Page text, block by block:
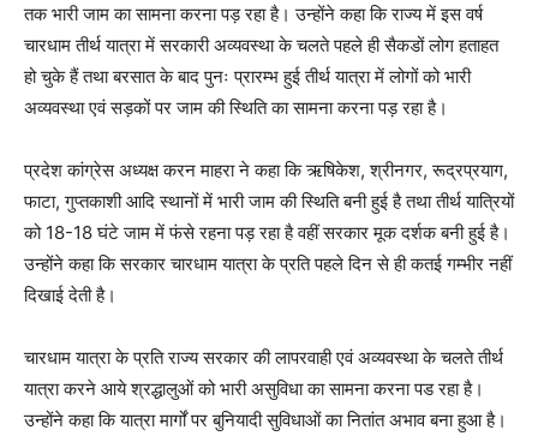
तक भारी जाम का सामना करना पड़ रहा है। उन्होंने कहा कि राज्य में इस वर्ष
चारधाम तीर्थ यात्रा में सरकारी अव्यवस्था के चलते पहले ही सैकडों लोग हताहत
हो चुके हैं तथा बरसात के बाद पुनः प्रारम्भ हुई तीर्थ यात्रा में लोगों को भारी
अव्यवस्था एवं सड़कों पर जाम की स्थिति का सामना करना पड़ रहा है।
प्रदेश कांग्रेस अध्यक्ष करन माहरा ने कहा कि ऋषिकेश, श्रीनगर, रूद्रप्रयाग,
फाटा, गुप्तकाशी आदि स्थानों में भारी जाम की स्थिति बनी हुई है तथा तीर्थ यात्रियों
को 18-18 घंटे जाम में फंसे रहना पड़ रहा है वहीं सरकार मूक दर्शक बनी हुई है।
उन्होंने कहा कि सरकार चारधाम यात्रा के प्रति पहले दिन से ही कतई गम्भीर नहीं
दिखाई देती है।
चारधाम यात्रा के प्रति राज्य सरकार की लापरवाही एवं अव्यवस्था के चलते तीर्थ
यात्रा करने आये श्रद्धालुओं को भारी असुविधा का सामना करना पड रहा है।
उन्होंने कहा कि यात्रा मार्गों पर बुनियादी सुविधाओं का नितांत अभाव बना हुआ है।